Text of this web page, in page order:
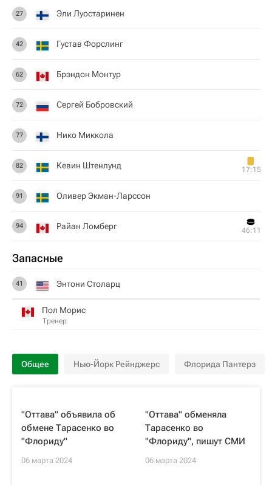
27 Эли Луостаринен
42 Густав Форслинг
62 Брэндон Монтур
72 Сергей Бобровский
77 Нико Миккола
82 Кевин Штенлунд 17:15
91 Оливер Экман-Ларссон
94 Райан Ломберг 46:11
Запасные
41 Энтони Столарц
Пол Морис
Тренер
Общее Нью-Йорк Рейнджерс Флорида Пантерз
"Оттава" объявила об
обмене Тарасенко во
"Флориду"
06 марта 2024
"Оттава" обменяла
Тарасенко во
"Флориду", пишут СМИ
06 марта 2024